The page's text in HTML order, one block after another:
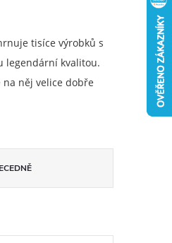
tisíce výrobků s
legendární kvalitou.
něj velice dobře